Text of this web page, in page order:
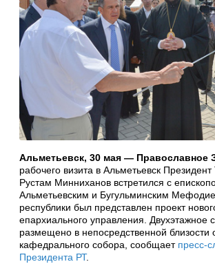
Альметьевск, 30 мая — Православное
рабочего визита в Альметьевск Президент
Рустам Минниханов встретился с
Альметьевским и Бугульминским
республики был представлен проект
епархиального управления. Двухэтажное
размещено в непосредственной близости
кафедрального собора, сообщает пресс-
Президента РТ.